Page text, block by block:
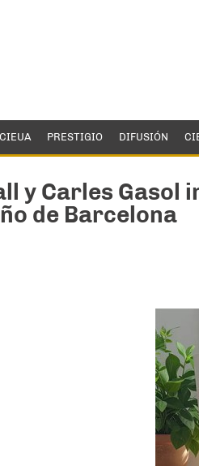
CIEUA PRESTIGIO DIFUSIÓN
y Carles
de Barcelona